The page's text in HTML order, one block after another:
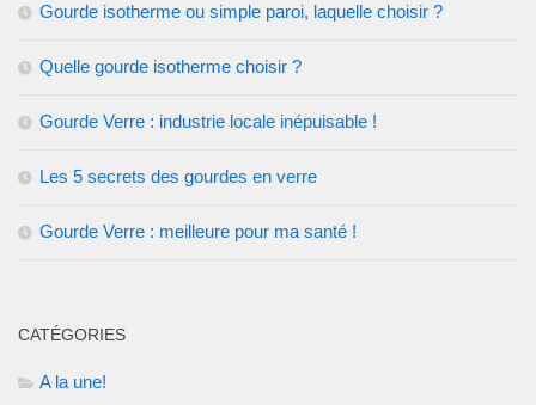
Gourde isotherme ou simple paroi, laquelle choisir ?
Quelle gourde isotherme choisir ?
Gourde Verre : industrie locale inépuisable !
Les 5 secrets des gourdes en verre
Gourde Verre : meilleure pour ma santé !
CATÉGORIES
A la une!